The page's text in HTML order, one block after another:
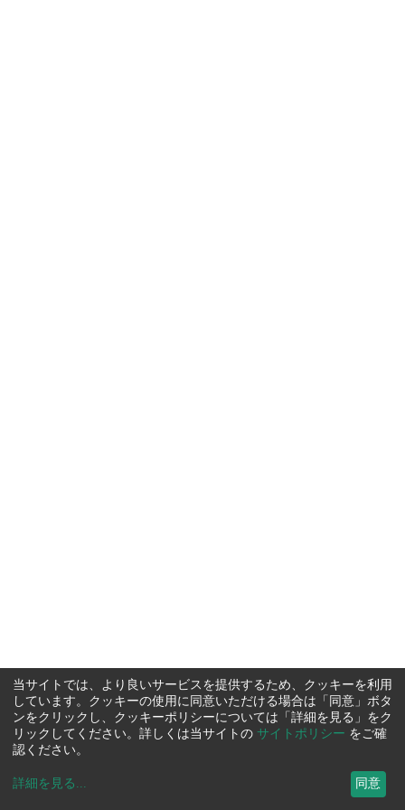
当サイトでは、より良いサービスを提供するため、クッキーを利用
しています。クッキーの使用に同意いただける場合は「同意」ボタ
ンをクリックし、クッキーポリシーについては「詳細を見る」をク
リックしてください。詳しくは当サイトの サイトポリシー をご確
認ください。
詳細を見る ... 同意